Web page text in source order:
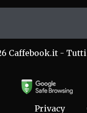
Caffebook.it -
Privacy